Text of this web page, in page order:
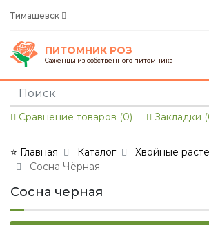
Тимашевск
ПИТОМНИК РОЗ
Саженцы из собственного питомника
Сравнение товаров (0) Закладки
⭐ Главная Каталог Хвойные
Сосна Чёрная
Сосна черная